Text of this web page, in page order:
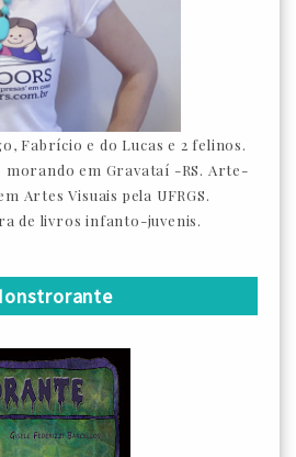
Fabrício e do Lucas e 2 felinos.
morando em Gravataí -RS. Arte-
Artes Visuais pela UFRGS.
de livros infanto-juvenis.